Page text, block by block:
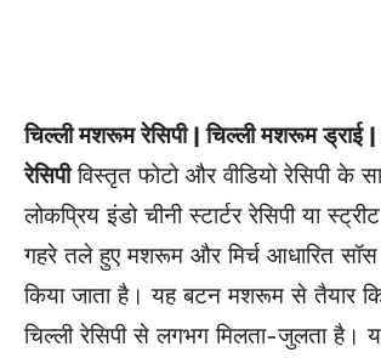
चिल्ली मशरूम रेसिपी | चिल्ली मशरूम ड्राई
रेसिपीविस्तृत फोटो और वीडियो रेसिपी के
लोकप्रिय इंडो चीनी स्टार्टर रेसिपी या
गहरे तले हुए मशरूम और मिर्च आधारित
किया जाता है। यह बटन मशरूम से तैयार
चिल्ली रेसिपी से लगभग मिलता-जुलता है।